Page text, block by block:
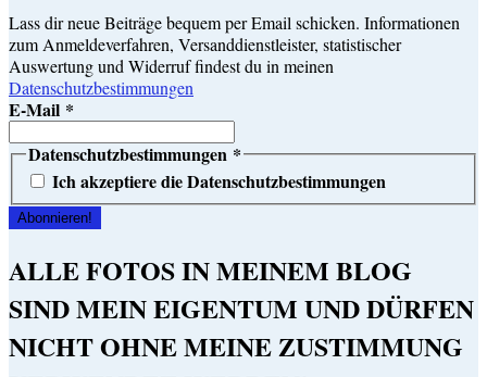
Lass dir neue Beiträge bequem per Email schicken. Informationen
zum Anmeldeverfahren, Versanddienstleister, statistischer
Auswertung und Widerruf findest du in meinen
Datenschutzbestimmungen
E-Mail *
Datenschutzbestimmungen *
Ich akzeptiere die Datenschutzbestimmungen
ALLE FOTOS IN MEINEM BLOG
SIND MEIN EIGENTUM UND DÜRFEN
NICHT OHNE MEINE ZUSTIMMUNG